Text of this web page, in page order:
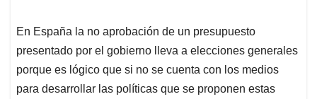
En España la no aprobación de un presupuesto
presentado por el gobierno lleva a elecciones generales
porque es lógico que si no se cuenta con los medios
para desarrollar las políticas que se proponen estas